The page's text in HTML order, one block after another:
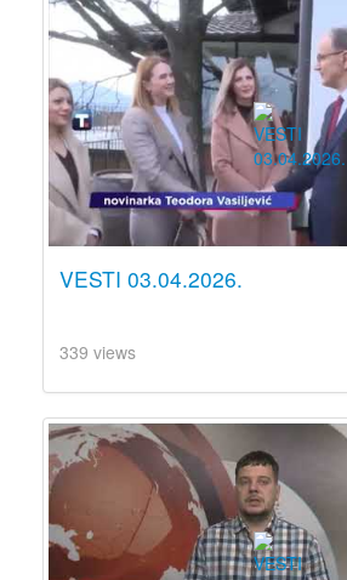
VESTI 03.04.2026.
339 views